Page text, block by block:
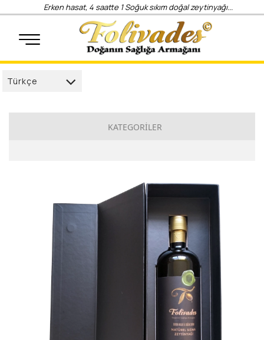
KATEGORİLER
Anadolu
Elegance
Prestige
Olgun Hasat
Erken hasat, 4 saatte 1 Soğuk sıkım doğal zeytinyağı...
Türkçe
русский